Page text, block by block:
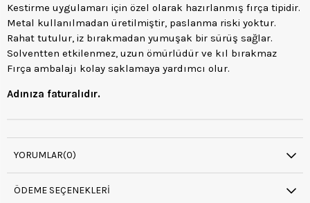
Kestirme uygulamarı için özel olarak hazırlanmış fırça tipidir.
Metal kullanılmadan üretilmiştir, paslanma riski yoktur.
Rahat tutulur, iz bırakmadan yumuşak bir sürüş sağlar.
Solventten etkilenmez, uzun ömürlüdür ve kıl bırakmaz
Fırça ambalajı kolay saklamaya yardımcı olur.
Adınıza faturalıdır.
YORUMLAR(0)
ÖDEME SEÇENEKLERI